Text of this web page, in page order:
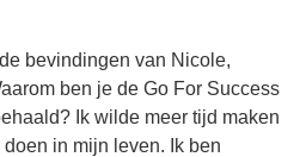
bevindingen van Nicole,
ben je de Go For Success
Ik wilde meer tijd maken
in mijn leven. Ik ben